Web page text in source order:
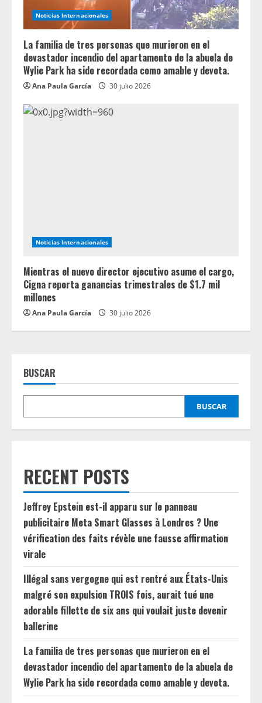
Noticias Internacionales
La familia de tres personas que murieron en el
devastador incendio del apartamento de la abuela de
Wylie Park ha sido recordada como amable y devota.
Ana Paula García 30 julio 2026
Noticias Internacionales
Mientras el nuevo director ejecutivo asume el cargo,
Cigna reporta ganancias trimestrales de $1.7 mil
millones
Ana Paula García 30 julio 2026
BUSCAR
BUSCAR
RECENT POSTS
Jeffrey Epstein est-il apparu sur le panneau
publicitaire Meta Smart Glasses à Londres ? Une
vérification des faits révèle une fausse affirmation
virale
Illégal sans vergogne qui est rentré aux États-Unis
malgré son expulsion TROIS fois, aurait tué une
adorable fillette de six ans qui voulait juste devenir
ballerine
La familia de tres personas que murieron en el
devastador incendio del apartamento de la abuela de
Wylie Park ha sido recordada como amable y devota.